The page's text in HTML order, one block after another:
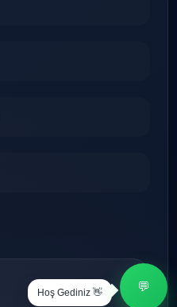
Hoş Gediniz 👋
💬